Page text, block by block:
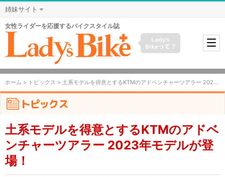
姉妹サイト
女性ライダーを応援するバイクスタイル誌
Lady's
Bikeって？
ホーム > トピックス > 土系モデルを得意とするKTMのアドベンチャーツアラー 2023年モデルが登場！
トピックス
土系モデルを得意とするKTMのアドベ
ンチャーツアラー 2023年モデルが登
場！